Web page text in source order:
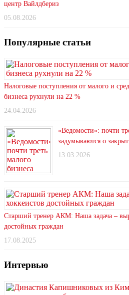
центр Вайлдбериз
05.08.2026
Популярные статьи
Налоговые поступления от малого и
бизнеса рухнули на 22 %
24.04.2026
«Ведомости»: почти
задумываются о
13.03.2026
Старший тренер АКМ: Наша задача –
достойных граждан
17.08.2025
Интервью